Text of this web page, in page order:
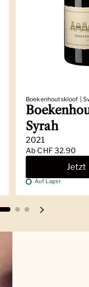
Boekenhoutskloof |
Syrah
2021
Ab CHF 32.90
Jetzt
Auf Lager
Folie Nächste Folie